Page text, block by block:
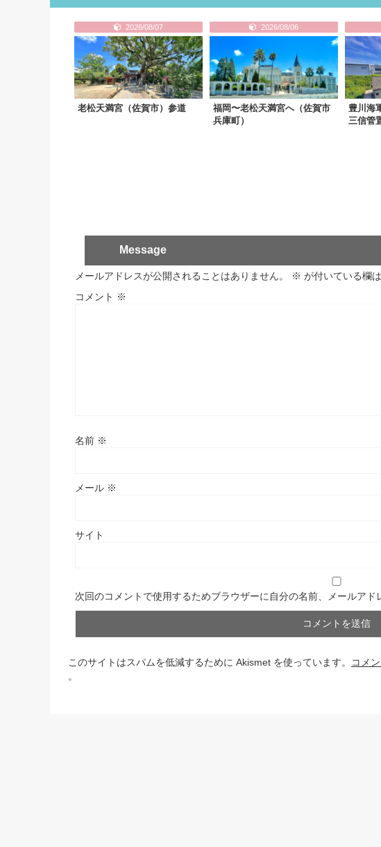
2026/08/07
老松天満宮（佐賀市）参道
2026/08/06
福岡〜老松天満宮へ（佐賀市
兵庫町）
豊川海
三信管
Message
メールアドレスが公開されることはありません。 ※ が付いている欄
コメント ※
名前 ※
メール ※
サイト
次回のコメントで使用するためブラウザーに自分の名前、メールアド
このサイトはスパムを低減するために Akismet を使っています。
コメ
。